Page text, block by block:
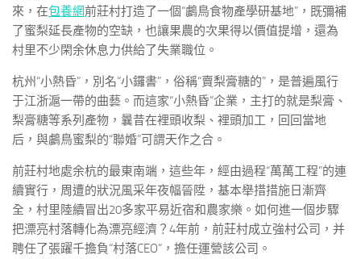
來，在包養網前莊村打造了一個“鸕鳥食物產學研基地”，既彌補
了蜜梨延長產物的空缺，也讓果農的次果得以價值提增，還為
村里不少閑余休息力供給了失業職位。
杭州“小熱昏”，別名“小鑼書”，俗稱“賣梨膏糖的”，是普遍風行
于江浙滬一帶的曲藝。而這家“小熱昏”企業，主打的就是梨膏、
梨膏糖等系列產物，曩昔在裡頭收梨、裡頭加工，回回當地
后，與鸕鳥蜜梨的“聯婚”可謂天作之合。
前莊村地處余杭的最東南端，這些年，經由過程“萬萬工程”的連
續實行，周遭的狀況風采年夜幅晉陞，基本舉措措施日漸齊
全，村里陸續冒出20多家平易近宿和農家樂。如何進一個步驟
把漂亮村落轉化為漂亮經濟？4年前，前莊村成立強村公司，并
聘任了張躍千擔負“村落CEO”，擔任運營該公司。